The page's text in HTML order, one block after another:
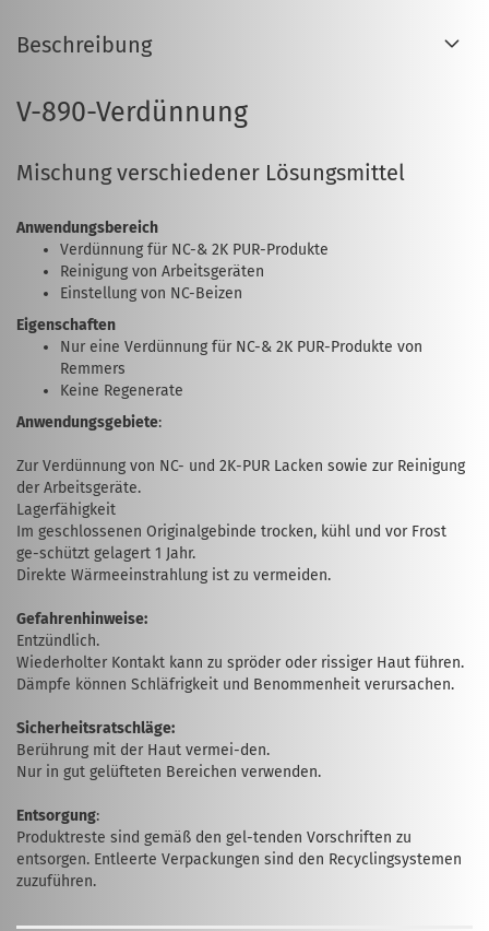
Beschreibung
V-890-Verdünnung
Mischung verschiedener Lösungsmittel
Anwendungsbereich
Verdünnung für NC-& 2K PUR-Produkte
Reinigung von Arbeitsgeräten
Einstellung von NC-Beizen
Eigenschaften
Nur eine Verdünnung für NC-& 2K PUR-Produkte von
Remmers
Keine Regenerate
Anwendungsgebiete:
Zur Verdünnung von NC- und 2K-PUR Lacken sowie zur Reinigung
der Arbeitsgeräte.
Lagerfähigkeit
Im geschlossenen Originalgebinde trocken, kühl und vor Frost
ge-schützt gelagert 1 Jahr.
Direkte Wärmeeinstrahlung ist zu vermeiden.
Gefahrenhinweise:
Entzündlich.
Wiederholter Kontakt kann zu spröder oder rissiger Haut führen.
Dämpfe können Schläfrigkeit und Benommenheit verursachen.
Sicherheitsratschläge:
Berührung mit der Haut vermei-den.
Nur in gut gelüfteten Bereichen verwenden.
Entsorgung:
Produktreste sind gemäß den gel-tenden Vorschriften zu
entsorgen. Entleerte Verpackungen sind den Recyclingsystemen
zuzuführen.